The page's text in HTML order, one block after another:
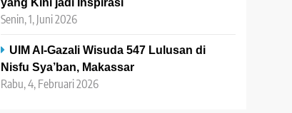
Senin, 1, Juni 2026
UIM Al-Gazali Wisuda 547 Lulusan di
Nisfu Sya’ban, Makassar
Rabu, 4, Februari 2026